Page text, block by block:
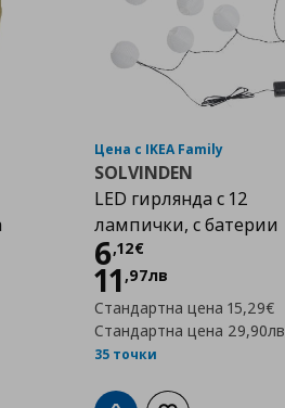
Цена с IKEA Family
SOLVINDEN
LED гирлянда с 12
лампички, с батерии
6,12€
Цена
11,97лв
Стандартна цена15,29€
Стандартна цена 29,90лв
35 точки